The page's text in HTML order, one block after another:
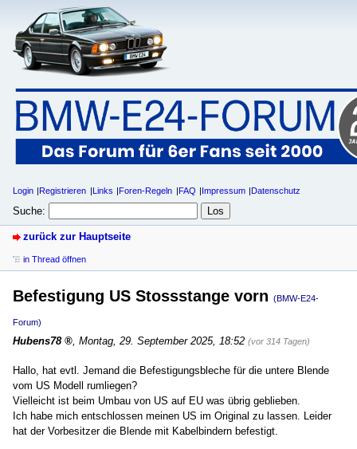
Login Registrieren Links Foren-Regeln FAQ Impressum Datenschutz
Suche:
zurück zur Hauptseite
in Thread öffnen
Befestigung US Stossstange vorn (BMW-E24-
Forum)
Hubens78 Montag, 29. September 2025, 18:52 (vor 314 Tagen)
Hallo, hat evtl. Jemand die Befestigungsbleche für die untere Blende
vom US Modell rumliegen?
Vielleicht ist beim Umbau von US auf EU was übrig geblieben.
Ich habe mich entschlossen meinen US im Original zu lassen. Leider
hat der Vorbesitzer die Blende mit Kabelbindern befestigt.